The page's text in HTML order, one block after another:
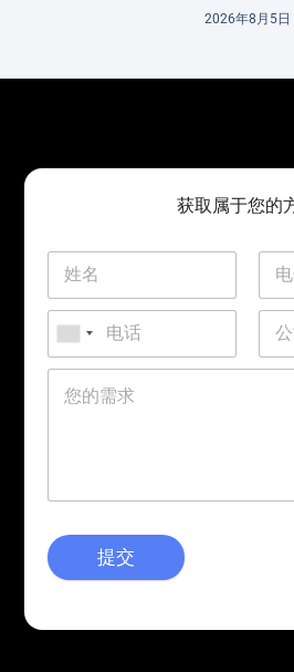
2026年8月5日
获取属于您的
提交